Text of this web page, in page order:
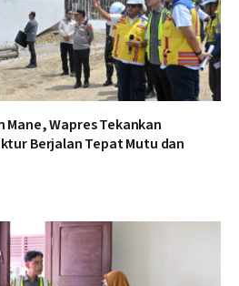
Wapres Tekankan
Berjalan Tepat Mutu dan